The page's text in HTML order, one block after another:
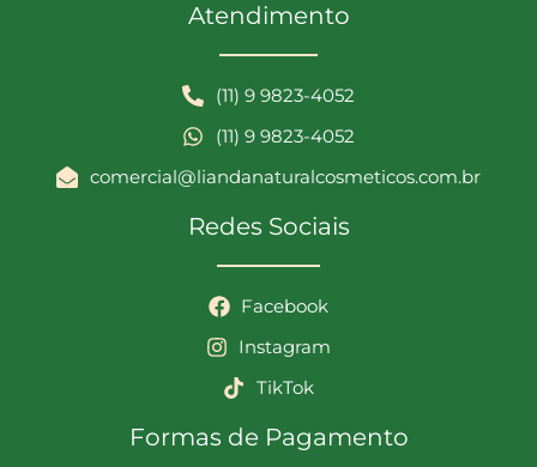
Atendimento
(11) 9 9823-4052
(11) 9 9823-4052
comercial@liandanaturalcosmeticos.com.br
Redes Sociais
Facebook
Instagram
TikTok
Formas de Pagamento